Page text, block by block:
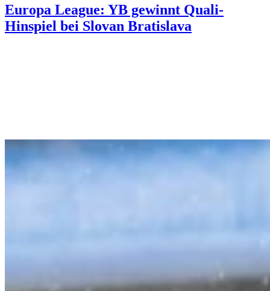
Europa League: YB gewinnt Quali-
Hinspiel bei Slovan Bratislava